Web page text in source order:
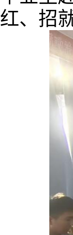
红、 招